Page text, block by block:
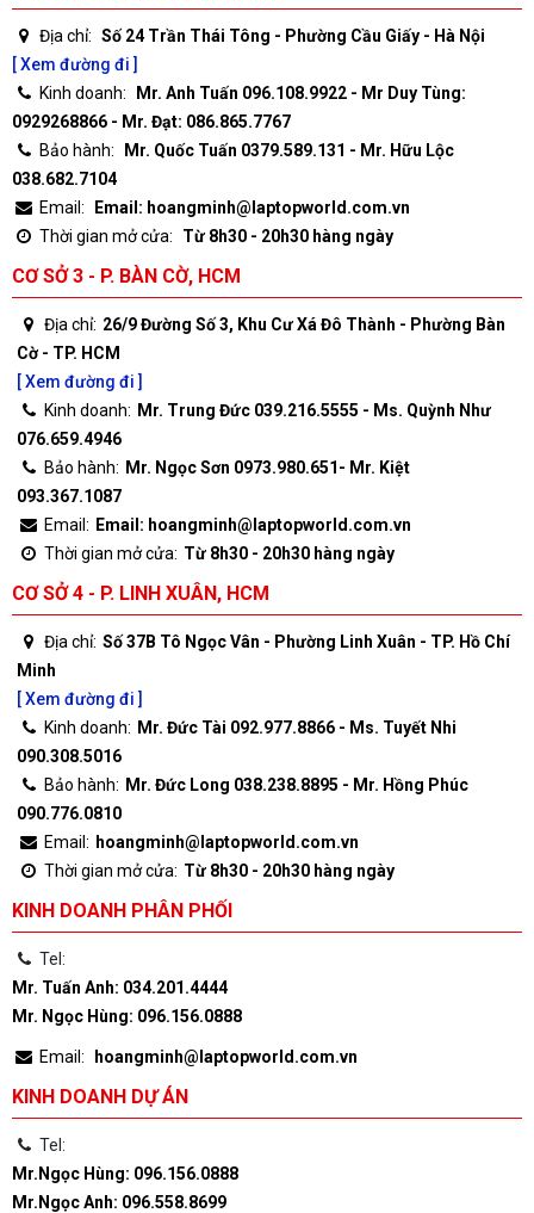
Địa chỉ: Số 24 Trần Thái Tông - Phường Cầu Giấy - Hà Nội
[ Xem đường đi ]
Kinh doanh:
Mr. Anh Tuấn 096.108.9922 - Mr Duy Tùng:
0929268866 - Mr. Đạt: 086.865.7767
Bảo hành:
Mr. Quốc Tuấn 0379.589.131 - Mr. Hữu Lộc
038.682.7104
Email:
Email: hoangminh@laptopworld.com.vn
Thời gian mở cửa:
Từ 8h30 - 20h30 hàng ngày
CƠ SỞ 3 - P. BÀN CỜ, HCM
Địa chỉ: 26/9 Đường Số 3, Khu Cư Xá Đô Thành - Phường Bàn
Cờ - TP. HCM
[ Xem đường đi ]
Kinh doanh: Mr. Trung Đức 039.216.5555 - Ms. Quỳnh Như
076.659.4946
Bảo hành: Mr. Ngọc Sơn 0973.980.651- Mr. Kiệt
093.367.1087
Email: Email: hoangminh@laptopworld.com.vn
Thời gian mở cửa: Từ 8h30 - 20h30 hàng ngày
CƠ SỞ 4 - P. LINH XUÂN, HCM
Địa chỉ: Số 37B Tô Ngọc Vân - Phường Linh Xuân - TP. Hồ Chí
Minh
[ Xem đường đi ]
Kinh doanh: Mr. Đức Tài 092.977.8866 - Ms. Tuyết Nhi
090.308.5016
Bảo hành: Mr. Đức Long 038.238.8895 - Mr. Hồng Phúc
090.776.0810
Email: hoangminh@laptopworld.com.vn
Thời gian mở cửa: Từ 8h30 - 20h30 hàng ngày
KINH DOANH PHÂN PHỐI
Tel:
Mr. Tuấn Anh: 034.201.4444
Mr. Ngọc Hùng: 096.156.0888
Email: hoangminh@laptopworld.com.vn
KINH DOANH DỰ ÁN
Tel:
Mr.Ngọc Hùng: 096.156.0888
Mr.Ngọc Anh: 096.558.8699